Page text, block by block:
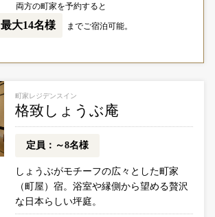
両方の町家を予約すると
最大14名様 までご宿泊可能。
町家レジデンスイン
格致しょうぶ庵
定員：～8名様
しょうぶがモチーフの広々とした町家
（町屋）宿。 浴室や縁側から望める贅沢
な日本らしい坪庭。